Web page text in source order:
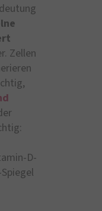
Zellen
D-